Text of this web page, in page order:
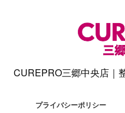
CUREPRO三郷中央店｜
プライバシーポリシー